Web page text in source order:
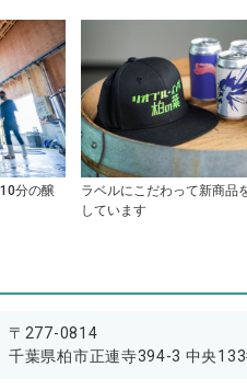
分の醸
ラベルにこだわって新商品
しています
〒277-0814
千葉県柏市正連寺394-3 中央